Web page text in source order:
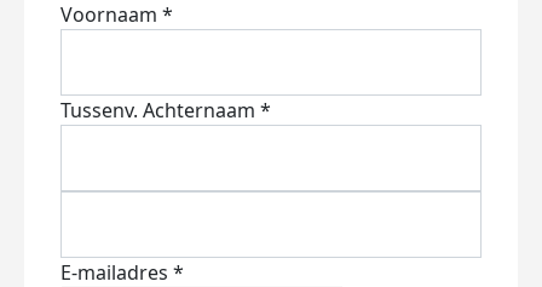
Voornaam *
Tussenv. Achternaam *
E-mailadres *